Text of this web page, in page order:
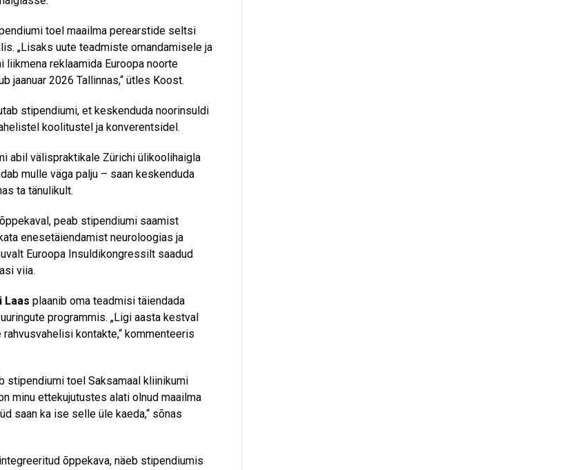
toel maailma perearstide seltsi
„Lisaks uute teadmiste omandamisele ja
reklaamida Euroopa noorte
jaanuar 2026 Tallinnas,“ ütles Koost.
stipendiumi, et keskenduda noorinsuldi
koolitustel ja konverentsidel.
abil välispraktikale Zürichi ülikoolihaigla
mulle väga palju – saan keskenduda
ta tänulikult.
peab stipendiumi saamist
enesetäiendamist neuroloogias ja
Euroopa Insuldikongressilt saadud
viia.
Laas plaanib oma teadmisi täiendada
programmis. „Ligi aasta kestval
kontakte,“ kommenteeris
stipendiumi toel Saksamaal kliinikumi
minu ettekujutustes alati olnud maailma
saan ka ise selle üle kaeda,“ sõnas
õppekava, näeb stipendiumis